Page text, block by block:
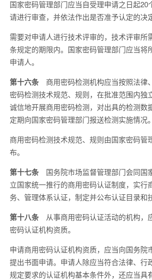
国家密码管理部门应当自受理申请之日起20
请进行审查，并依法作出是否准予认定的决
需要对申请人进行技术评审的，技术评审所
条规定的期限内。国家密码管理部门应当将
申请人。
第十六条 商用密码检测机构应当按照法律
密码检测技术规范、规则，在批准范围内独
诚信地开展商用密码检测，对出具的检测数
定期向国家密码管理部门报送检测实施情况。
商用密码检测技术规范、规则由国家密码管
布。
第十七条 国务院市场监督管理部门会同国
立国家统一推行的商用密码认证制度，实行
务、管理体系认证，制定并公布认证目录和
第十八条 从事商用密码认证活动的机构，
密码认证机构资质。
申请商用密码认证机构资质，应当向国务院
提出书面申请。申请人除应当符合法律、行
规定要求的认证机构基本条件外，还应当具